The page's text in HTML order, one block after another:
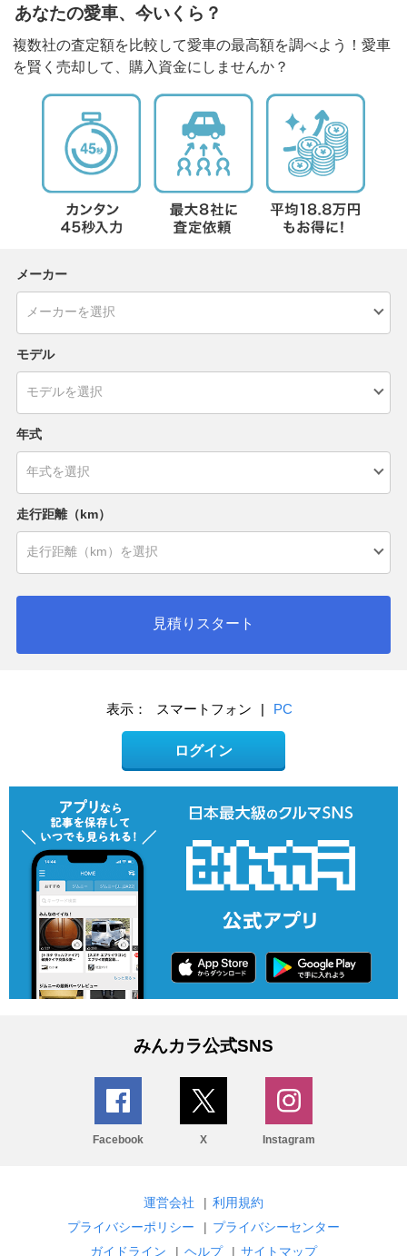
あなたの愛車、今いくら？
複数社の査定額を比較して愛車の最高額を調べよう！愛車
を賢く売却して、購入資金にしませんか？
メーカー
モデル
年式
走行距離（km）
見積りスタート
表示： スマートフォン | PC
ログイン
みんカラ公式SNS
Facebook X Instagram
運営会社 | 利用規約
プライバシーポリシー
| プライバシーセンター
ガイドライン
| ヘルプ | サイトマップ